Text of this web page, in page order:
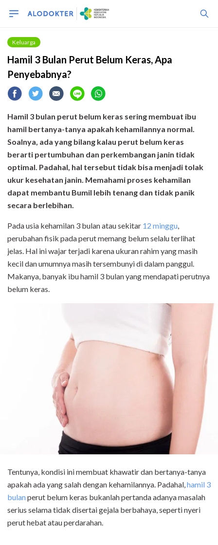
Keluarga
Hamil 3 Bulan Perut Belum Keras, Apa
Penyebabnya?
Hamil 3 bulan perut belum keras sering membuat ibu
hamil bertanya-tanya apakah kehamilannya normal.
Soalnya, ada yang bilang kalau perut belum keras
berarti pertumbuhan dan perkembangan janin tidak
optimal. Padahal, hal tersebut tidak bisa menjadi tolak
ukur kesehatan janin. Memahami proses kehamilan
dapat membantu Bumil lebih tenang dan tidak panik
secara berlebihan.
Pada usia kehamilan 3 bulan atau sekitar 12 minggu,
perubahan fisik pada perut memang belum selalu terlihat
jelas. Hal ini wajar terjadi karena ukuran rahim yang masih
kecil dan umumnya masih tersembunyi di dalam panggul.
Makanya, banyak ibu hamil 3 bulan yang mendapati perutnya
belum keras.
Tentunya, kondisi ini membuat khawatir dan bertanya-tanya
apakah ada yang salah dengan kehamilannya. Padahal, hamil 3
bulanperut belum keras bukanlah pertanda adanya masalah
serius selama tidak disertai gejala berbahaya, seperti nyeri
perut hebat atau perdarahan.